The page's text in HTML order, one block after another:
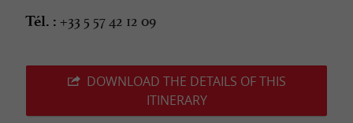
Tél. : +33 5 57 42 12 09
DOWNLOAD THE DETAILS OF THIS
ITINERARY